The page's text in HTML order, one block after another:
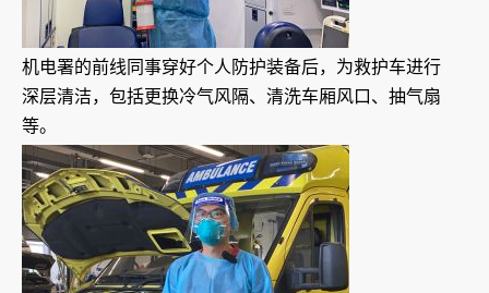
机电署的前线同事穿好个人防护装备后，为救护车进行
深层清洁，包括更换冷气风隔、清洗车厢风口、抽气扇
等。